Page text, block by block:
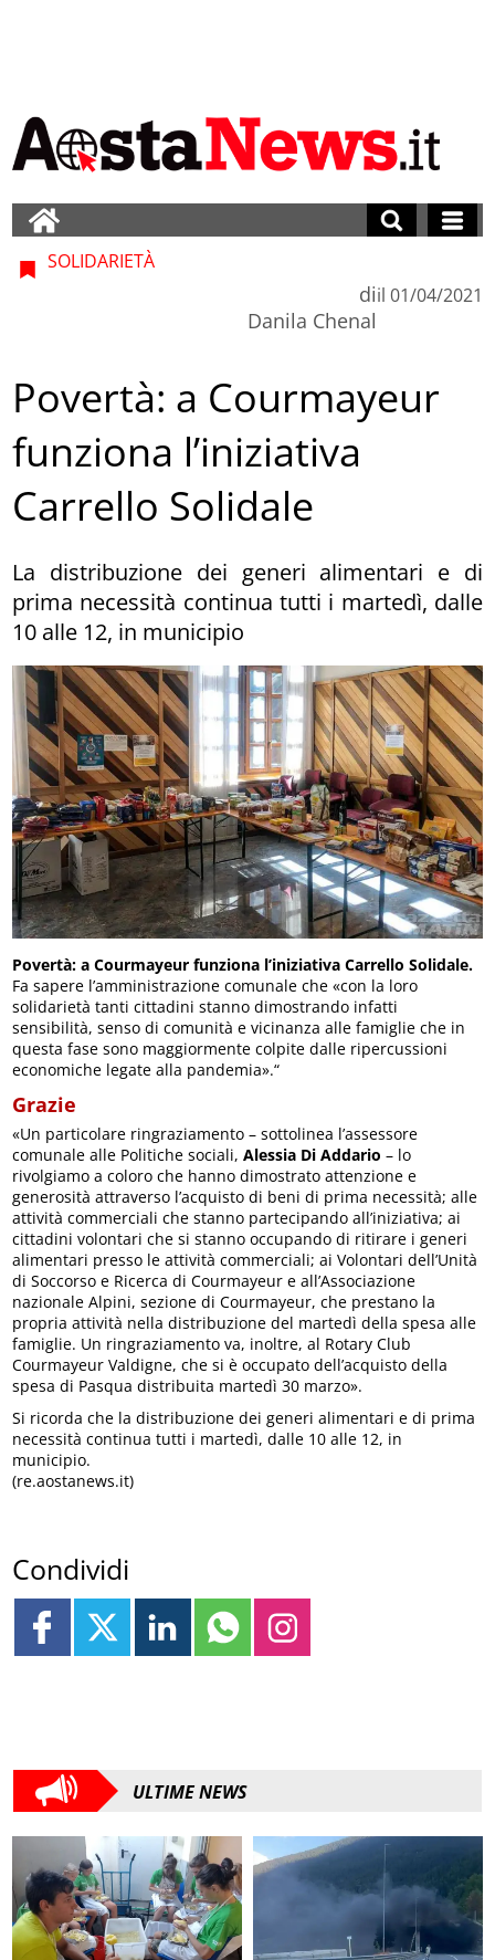
SOLIDARIETÀ
di
Danila Chenal
il 01/04/2021
Povertà: a Courmayeur
funziona l’iniziativa
Carrello Solidale
La distribuzione dei generi alimentari e di
prima necessità continua tutti i martedì, dalle
10 alle 12, in municipio
Povertà: a Courmayeur funziona l’iniziativa Carrello Solidale.
Fa sapere l’amministrazione comunale che «con la loro
solidarietà tanti cittadini stanno dimostrando infatti
sensibilità, senso di comunità e vicinanza alle famiglie che in
questa fase sono maggiormente colpite dalle ripercussioni
economiche legate alla pandemia».“
Grazie
«Un particolare ringraziamento – sottolinea l’assessore
comunale alle Politiche sociali,Alessia Di Addario – lo
rivolgiamo a coloro che hanno dimostrato attenzione e
generosità attraverso l’acquisto di beni di prima necessità; alle
attività commerciali che stanno partecipando all’iniziativa; ai
cittadini volontari che si stanno occupando di ritirare i generi
alimentari presso le attività commerciali; ai Volontari dell’Unità
di Soccorso e Ricerca di Courmayeur e all’Associazione
nazionale Alpini, sezione di Courmayeur, che prestano la
propria attività nella distribuzione del martedì della spesa alle
famiglie. Un ringraziamento va, inoltre, al Rotary Club
Courmayeur Valdigne, che si è occupato dell’acquisto della
spesa di Pasqua distribuita martedì 30 marzo».
Si ricorda che la distribuzione dei generi alimentari e di prima
necessità continua tutti i martedì, dalle 10 alle 12, in
municipio.
(re.aostanews.it)
Condividi
ULTIME NEWS